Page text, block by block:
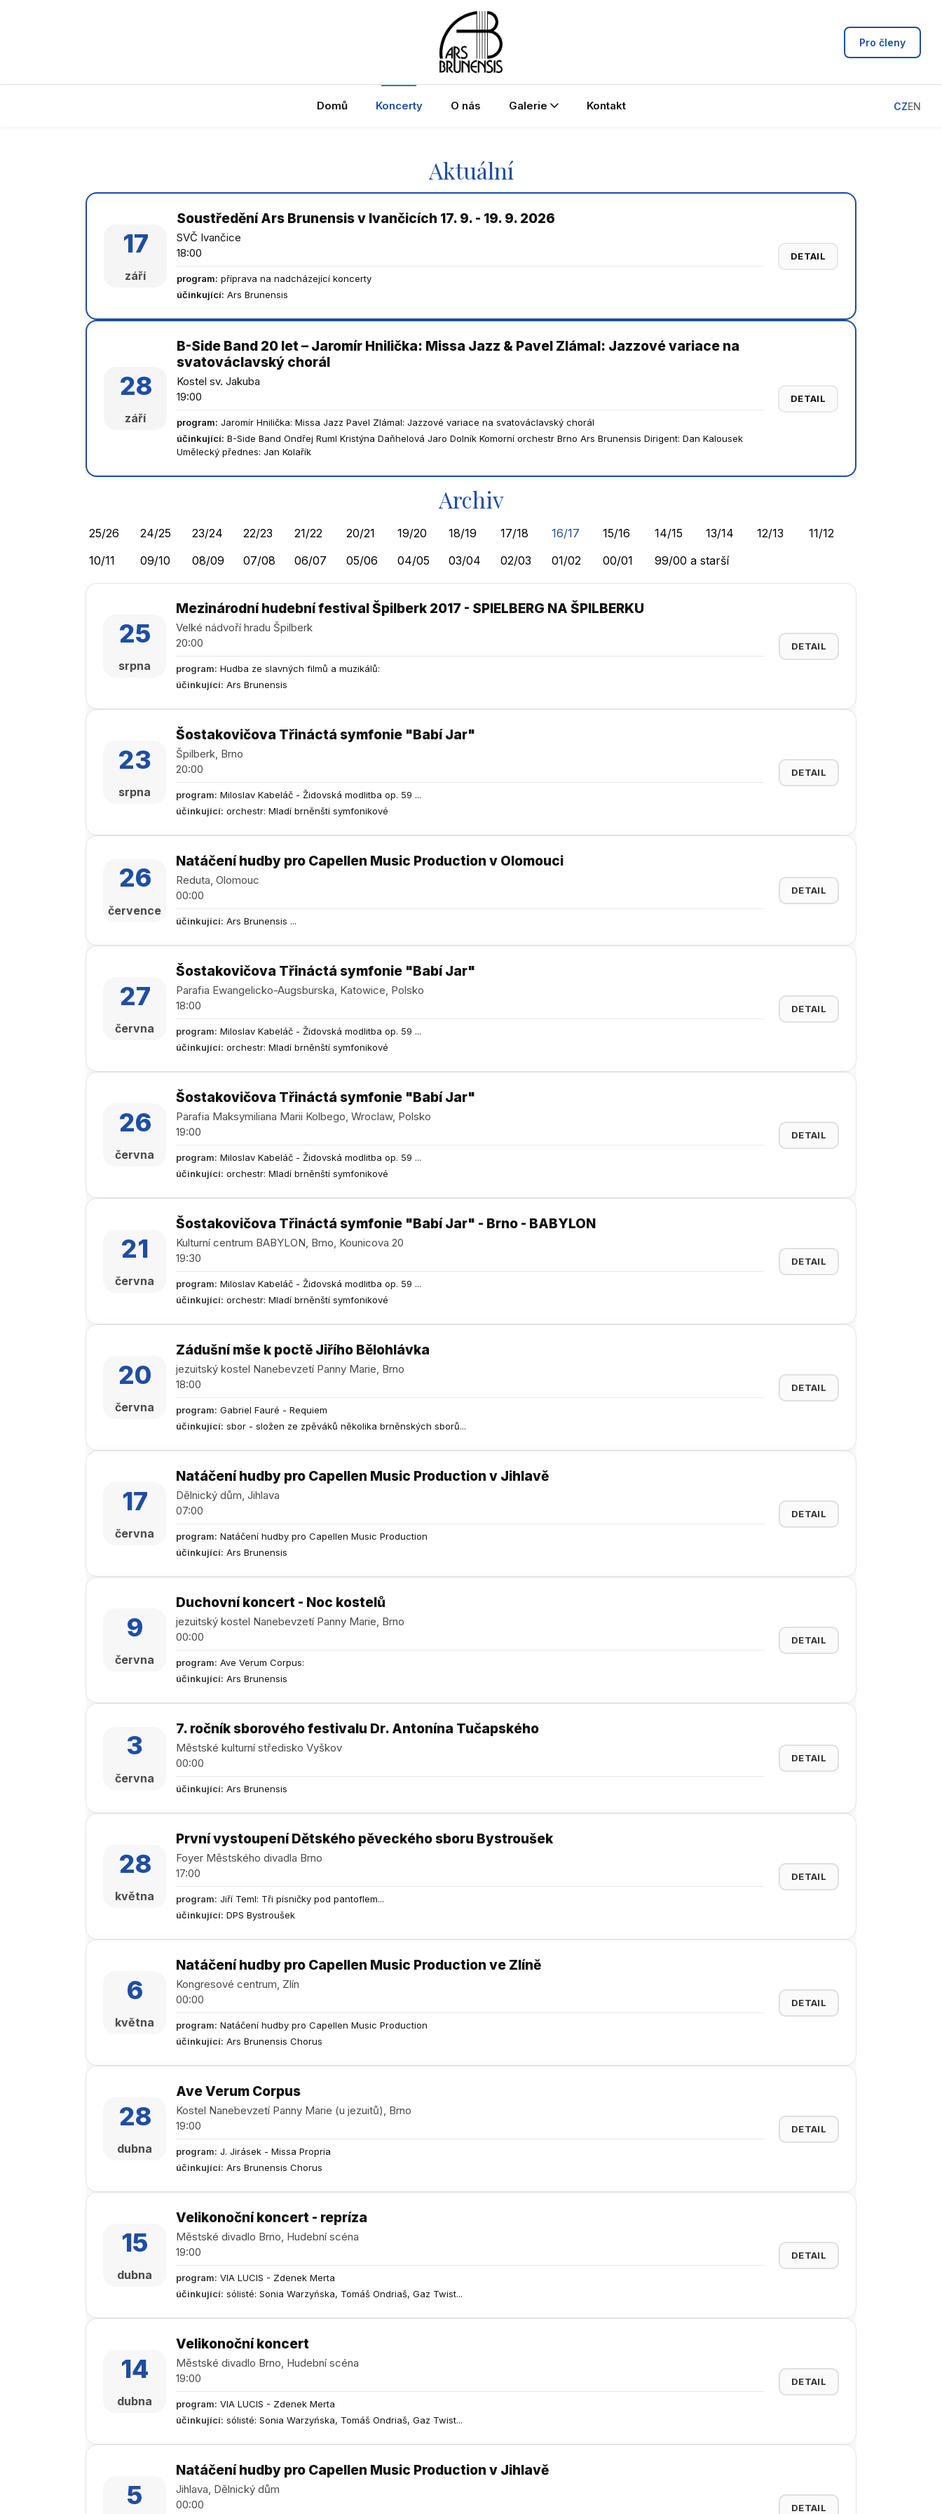
Pro členy
Domů Koncerty O nás Galerie Kontakt CZEN
Aktuální
17
září
Soustředění Ars Brunensis v Ivančicích 17. 9. - 19. 9. 2026
SVČ Ivančice
18:00
program: příprava na nadcházející koncerty
účinkující: Ars Brunensis
DETAIL
28
září
B-Side Band 20 let – Jaromír Hnilička: Missa Jazz & Pavel Zlámal: Jazzové variace na
svatováclavský chorál
Kostel sv. Jakuba
19:00
program: Jaromír Hnilička: Missa Jazz Pavel Zlámal: Jazzové variace na svatováclavský chorál
účinkující: B-Side Band Ondřej Ruml Kristýna Daňhelová Jaro Dolník Komorní orchestr Brno Ars Brunensis Dirigent: Dan Kalousek
Umělecký přednes: Jan Kolařík
DETAIL
Archiv
25/26 24/25 23/24 22/23 21/22 20/21 19/20 18/19 17/18 16/17 15/16 14/15 13/14 12/13
11/12
10/11
09/10 08/09 07/08 06/07 05/06 04/05 03/04 02/03 01/02 00/01 99/00 a starší
25
srpna
Mezinárodní hudební festival Špilberk 2017 - SPIELBERG NA ŠPILBERKU
Velké nádvoří hradu Špilberk
20:00
program: Hudba ze slavných filmů a muzikálů:
účinkující: Ars Brunensis
DETAIL
23
srpna
Šostakovičova Třináctá symfonie "Babí Jar"
Špilberk, Brno
20:00
program: Miloslav Kabeláč - Židovská modlitba op. 59 ...
účinkující: orchestr: Mladí brněnští symfonikové
DETAIL
26
července
Natáčení hudby pro Capellen Music Production v Olomouci
Reduta, Olomouc
00:00
účinkující: Ars Brunensis ...
DETAIL
27
června
Šostakovičova Třináctá symfonie "Babí Jar"
Parafia Ewangelicko-Augsburska, Katowice, Polsko
18:00
program: Miloslav Kabeláč - Židovská modlitba op. 59 ...
účinkující: orchestr: Mladí brněnští symfonikové
DETAIL
26
června
Šostakovičova Třináctá symfonie "Babí Jar"
Parafia Maksymiliana Marii Kolbego, Wroclaw, Polsko
19:00
program: Miloslav Kabeláč - Židovská modlitba op. 59 ...
účinkující: orchestr: Mladí brněnští symfonikové
DETAIL
21
června
Šostakovičova Třináctá symfonie "Babí Jar" - Brno - BABYLON
Kulturní centrum BABYLON, Brno, Kounicova 20
19:30
program: Miloslav Kabeláč - Židovská modlitba op. 59 ...
účinkující: orchestr: Mladí brněnští symfonikové
DETAIL
20
června
Zádušní mše k poctě Jiřího Bělohlávka
jezuitský kostel Nanebevzetí Panny Marie, Brno
18:00
program: Gabriel Fauré - Requiem
účinkující: sbor - složen ze zpěváků několika brněnských sborů...
DETAIL
17
června
Natáčení hudby pro Capellen Music Production v Jihlavě
Dělnický dům, Jihlava
07:00
program: Natáčení hudby pro Capellen Music Production
účinkující: Ars Brunensis
DETAIL
9
června
Duchovní koncert - Noc kostelů
jezuitský kostel Nanebevzetí Panny Marie, Brno
00:00
program: Ave Verum Corpus:
účinkující: Ars Brunensis
DETAIL
3
června
7. ročník sborového festivalu Dr. Antonína Tučapského
Městské kulturní středisko Vyškov
00:00
účinkující: Ars Brunensis
DETAIL
28
května
První vystoupení Dětského pěveckého sboru Bystroušek
Foyer Městského divadla Brno
17:00
program: Jiří Teml: Tři písničky pod pantoflem...
účinkující: DPS Bystroušek
DETAIL
6
května
Natáčení hudby pro Capellen Music Production ve Zlíně
Kongresové centrum, Zlín
00:00
program: Natáčení hudby pro Capellen Music Production
účinkující: Ars Brunensis Chorus
DETAIL
28
dubna
Ave Verum Corpus
Kostel Nanebevzetí Panny Marie (u jezuitů), Brno
19:00
program: J. Jirásek - Missa Propria
účinkující: Ars Brunensis Chorus
DETAIL
15
dubna
Velikonoční koncert - repríza
Městské divadlo Brno, Hudební scéna
19:00
program: VIA LUCIS - Zdenek Merta
účinkující: sólisté: Sonia Warzyńska, Tomáš Ondriaš, Gaz Twist...
DETAIL
14
dubna
Velikonoční koncert
Městské divadlo Brno, Hudební scéna
19:00
program: VIA LUCIS - Zdenek Merta
účinkující: sólisté: Sonia Warzyńska, Tomáš Ondriaš, Gaz Twist...
DETAIL
5
Natáčení hudby pro Capellen Music Production v Jihlavě
Jihlava, Dělnický dům
00:00
DETAIL